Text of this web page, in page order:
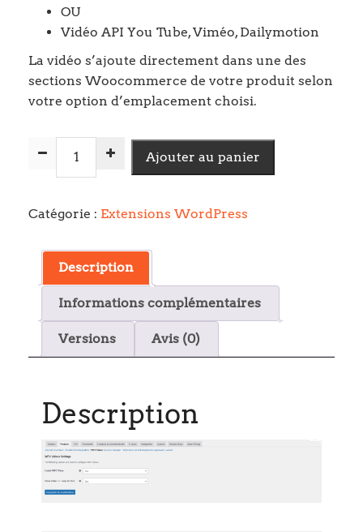
OU
Vidéo API You Tube, Viméo, Dailymotion
La vidéo s’ajoute directement dans une des
sections Woocommerce de votre produit selon
votre option d’emplacement choisi.
Video
Woocommerce
Ajouter au panier
Catégorie : Extensions WordPress
Description
Informations complémentaires
Versions Avis (0)
Description